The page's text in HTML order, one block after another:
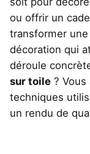
ou offrir un
transformer
décoration qui
déroule
sur toile ?
techniques
un rendu de